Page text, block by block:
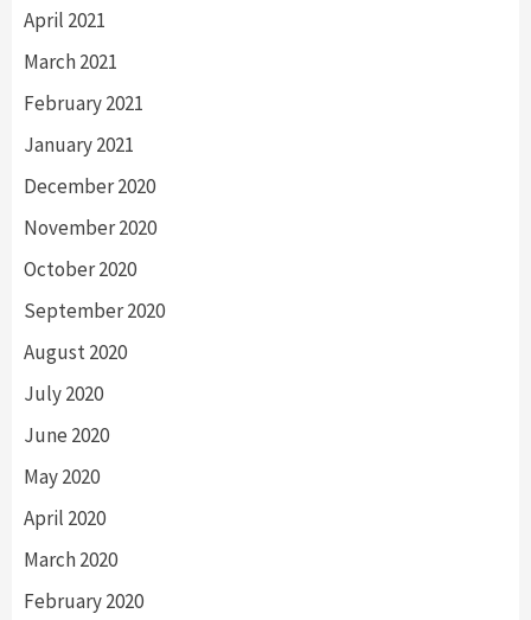
April 2021
March 2021
February 2021
January 2021
December 2020
November 2020
October 2020
September 2020
August 2020
July 2020
June 2020
May 2020
April 2020
March 2020
February 2020